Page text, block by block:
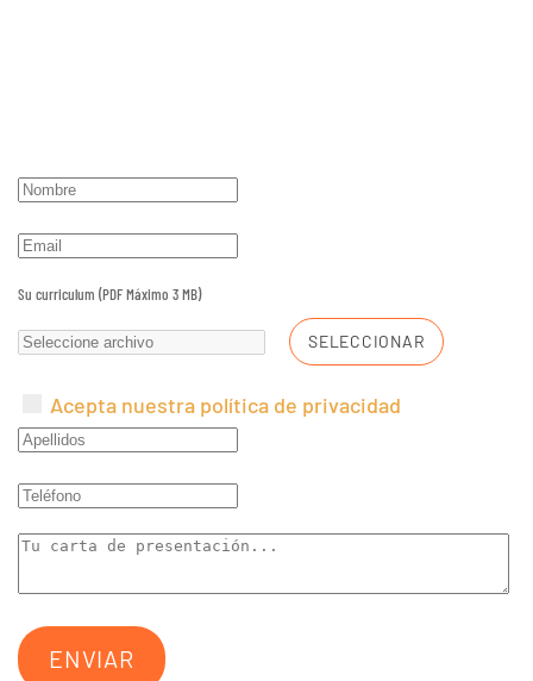
Su curriculum (PDF Máximo 3 MB)
SELECCIONAR
Acepta nuestra política de privacidad
ENVIAR